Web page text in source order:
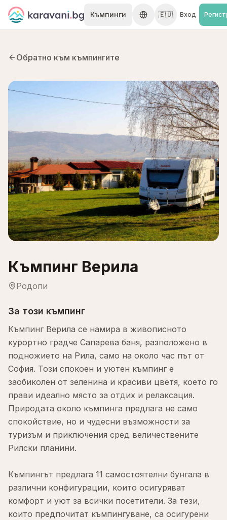
Skip to content
Къмпинги 🇪🇺 Вход
Обратно към къмпингите
Къмпинг Верила
Родопи
За този къмпинг
Къмпинг Верила се намира в живописното
курортно градче Сапарева баня, разположено в
подножието на Рила, само на около час път от
София. Този спокоен и уютен къмпинг е
заобиколен от зеленина и красиви цветя, което го
прави идеално място за отдих и релаксация.
Природата около къмпинга предлага не само
спокойствие, но и чудесни възможности за
туризъм и приключения сред величествените
Рилски планини.
Къмпингът предлага 11 самостоятелни бунгала в
различни конфигурации, които осигуряват
комфорт и уют за всички посетители. За тези,
които предпочитат къмпингуване, са осигурени